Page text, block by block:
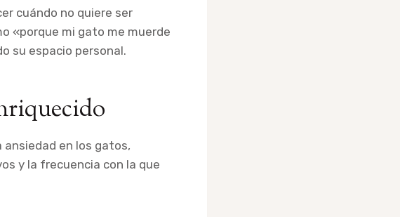
cuándo no quiere ser
«porque mi gato me muerde
su espacio personal.
en los gatos,
y la frecuencia con la que